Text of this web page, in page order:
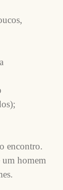
encontro.
homem